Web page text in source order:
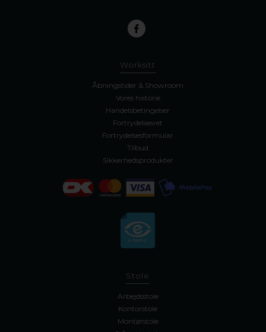
Worksitt
Åbningstider & Showroom
Vores historie
Handelsbetingelser
Fortrydelsesret
Fortrydelsesformular
Tilbud
Sikkerhedsprodukter
Stole
Arbejdsstole
Kontorstole
Montørstole